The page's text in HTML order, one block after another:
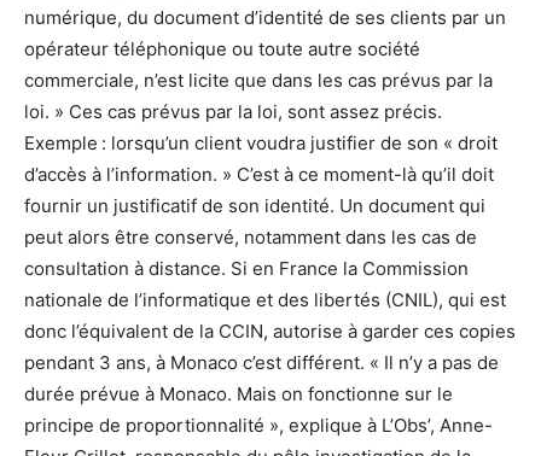
numérique, du document d’identité de ses clients par un
opérateur téléphonique ou toute autre société
commerciale, n’est licite que dans les cas prévus par la
loi. » Ces cas prévus par la loi, sont assez précis.
Exemple : lorsqu’un client voudra justifier de son « droit
d’accès à l’information. » C’est à ce moment-là qu’il doit
fournir un justificatif de son identité. Un document qui
peut alors être conservé, notamment dans les cas de
consultation à distance. Si en France la Commission
nationale de l’informatique et des libertés (CNIL), qui est
donc l’équivalent de la CCIN, autorise à garder ces copies
pendant 3 ans, à Monaco c’est différent. « Il n’y a pas de
durée prévue à Monaco. Mais on fonctionne sur le
principe de proportionnalité », explique à L’Obs’, Anne-